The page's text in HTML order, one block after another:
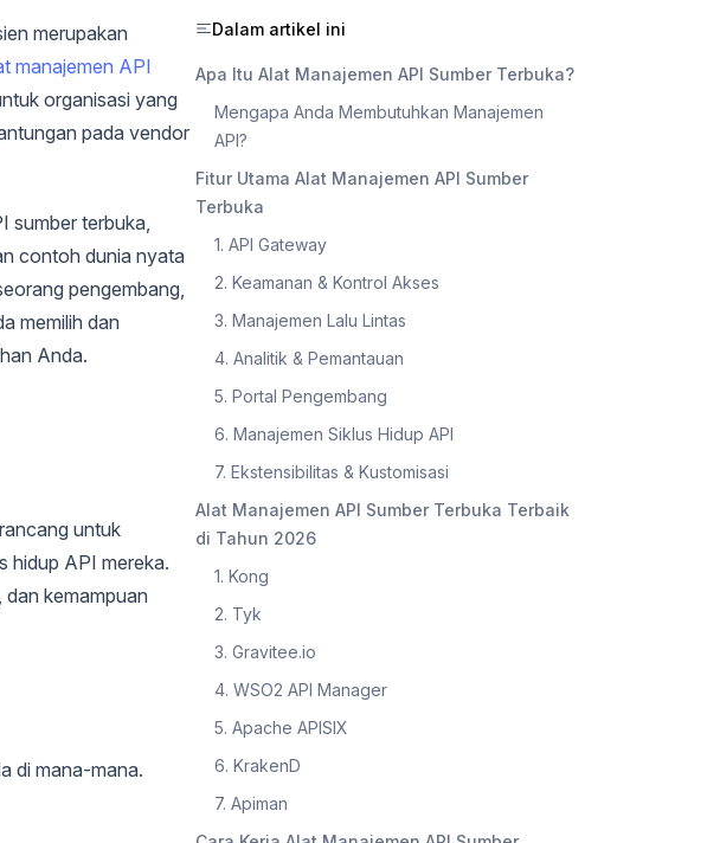
merupakan
manajemen API
organisasi yang
pada vendor
sumber terbuka,
contoh dunia nyata
pengembang,
memilih dan
Anda.
untuk
hidup API mereka.
kemampuan
di mana-mana.
Dalam artikel ini
Apa Itu Alat Manajemen API Sumber Terbuka?
Mengapa Anda Membutuhkan Manajemen
API?
Fitur Utama Alat Manajemen API Sumber
Terbuka
1. API Gateway
2. Keamanan & Kontrol Akses
3. Manajemen Lalu Lintas
4. Analitik & Pemantauan
5. Portal Pengembang
6. Manajemen Siklus Hidup API
7. Ekstensibilitas & Kustomisasi
Alat Manajemen API Sumber Terbuka Terbaik
di Tahun 2026
1. Kong
2. Tyk
3. Gravitee.io
4. WSO2 API Manager
5. Apache APISIX
6. KrakenD
7. Apiman